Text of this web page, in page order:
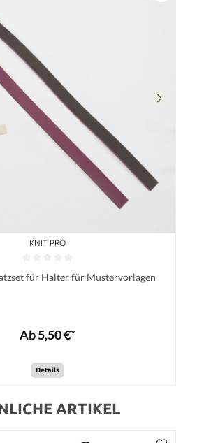
KNIT PRO
für Halter für Mustervorlagen
Ab 5,50 €*
Details
ARTIKEL